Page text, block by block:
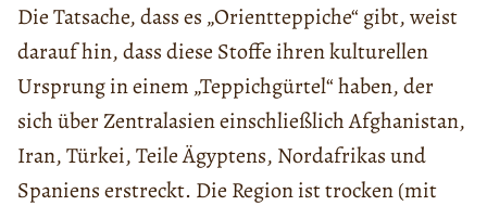
Die Tatsache, dass es „Orientteppiche“ gibt, weist
darauf hin, dass diese Stoffe ihren kulturellen
Ursprung in einem „Teppichgürtel“ haben, der
sich über Zentralasien einschließlich Afghanistan,
Iran, Türkei, Teile Ägyptens, Nordafrikas und
Spaniens erstreckt. Die Region ist trocken (mit